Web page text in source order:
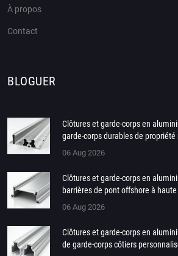
À propos
Contact
BLOGUER
Clôtures et garde-corps en
garde-corps durables de propriété
06 Aug 2026
Clôtures et garde-corps en
barrières de pont offshore à
06 Aug 2026
Clôtures et garde-corps en
de garde-corps côtiers